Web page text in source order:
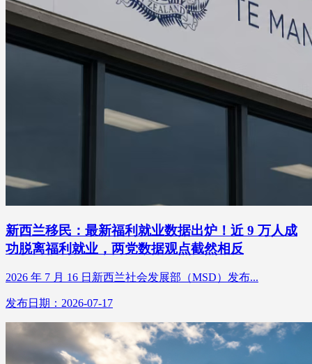
新西兰移民：最新福利就业数据出炉！近 9 万人成
功脱离福利就业，两党数据观点截然相反
2026 年 7 月 16 日新西兰社会发展部（MSD）发布...
发布日期：2026-07-17